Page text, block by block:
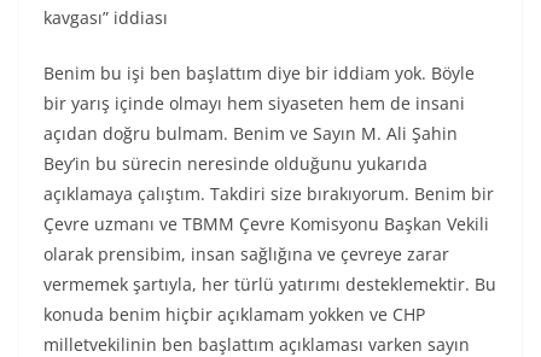
kavgası” iddiası
Benim bu işi ben başlattım diye bir iddiam yok. Böyle
bir yarış içinde olmayı hem siyaseten hem de insani
açıdan doğru bulmam. Benim ve Sayın M. Ali Şahin
Bey’in bu sürecin neresinde olduğunu yukarıda
açıklamaya çalıştım. Takdiri size bırakıyorum. Benim bir
Çevre uzmanı ve TBMM Çevre Komisyonu Başkan Vekili
olarak prensibim, insan sağlığına ve çevreye zarar
vermemek şartıyla, her türlü yatırımı desteklemektir. Bu
konuda benim hiçbir açıklamam yokken ve CHP
milletvekilinin ben başlattım açıklaması varken sayın